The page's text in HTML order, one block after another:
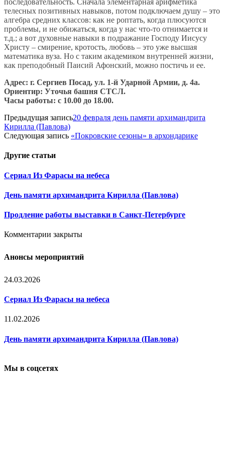
последовательность. Сначала элементарная арифметика
телесных позитивных навыков, потом подключаем душу – это
алгебра средних классов: как не роптать, когда плюсуются
проблемы, и не обижаться, когда у нас что-то отнимается и
т.д.; а вот духовные навыки в подражание Господу Иисусу
Христу – смирение, кротость, любовь – это уже высшая
математика вуза. Но с таким академиком внутренней жизни,
как преподобный Паисий Афонский, можно постичь и ее.
Адрес: г. Сергиев Посад, ул. 1-й Ударной Армии, д. 4а.
Ориентир: Уточья башня СТСЛ.
Часы работы: с 10.00 до 18.00.
Предыдущая запись20 февраля день памяти архимандрита
Кирилла (Павлова)
Следующая запись «Покровские сезоны» в архондарике
Другие статьи
Сериал Из Фарасы на небеса
День памяти архимандрита Кирилла (Павлова)
Продление работы выставки в Санкт-Петербурге
Комментарии закрыты
Анонсы мероприятий
24.03.2026
Сериал Из Фарасы на небеса
11.02.2026
День памяти архимандрита Кирилла (Павлова)
Мы в соцсетях